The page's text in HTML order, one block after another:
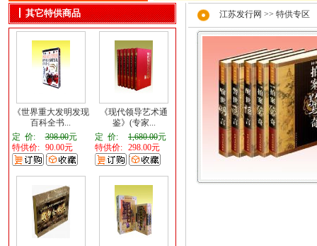
其它特供商品
《世界重大发明发现
百科全书...
定 价:
398.00元
特供价:
90.00元
《现代领导艺术通
鉴》(专家...
定 价:
1,680.00元
特供价: 298.00元
江苏发行网 >> 特供专区